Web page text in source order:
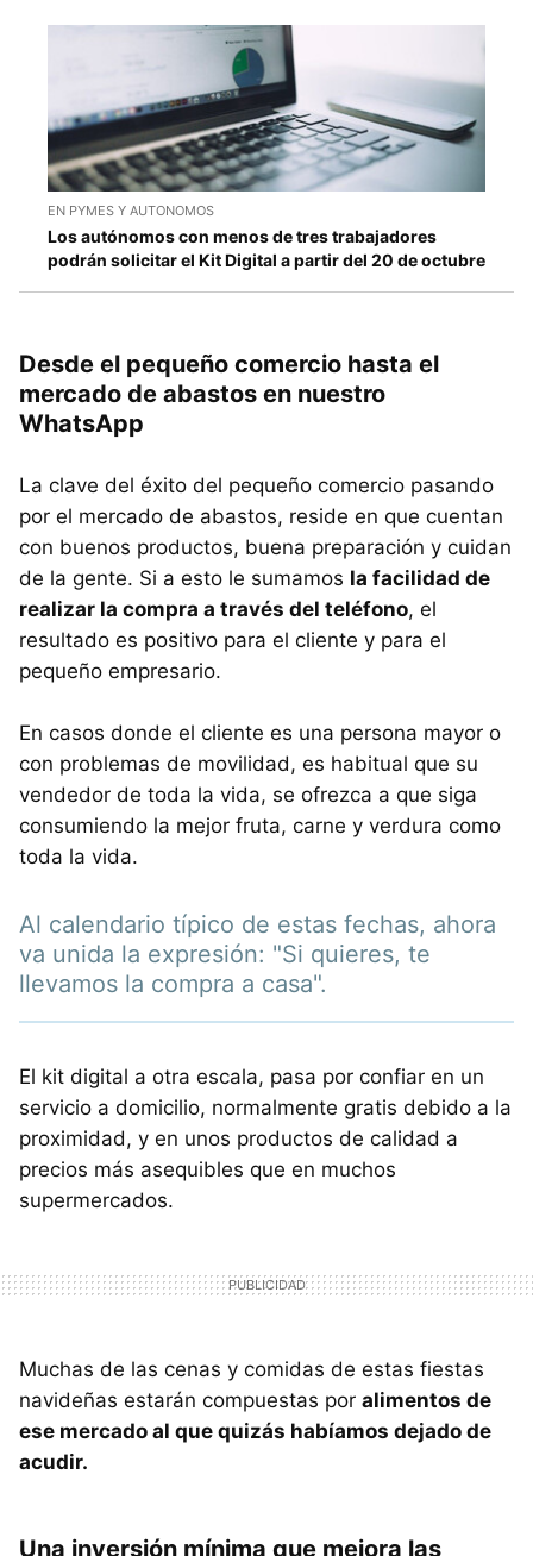
EN PYMES Y AUTONOMOS
Los autónomos con menos de tres trabajadores
podrán solicitar el Kit Digital a partir del 20 de octubre
Desde el pequeño comercio hasta el
mercado de abastos en nuestro
WhatsApp
La clave del éxito del pequeño comercio pasando
por el mercado de abastos, reside en que cuentan
con buenos productos, buena preparación y cuidan
de la gente. Si a esto le sumamos la facilidad de
realizar la compra a través del teléfono, el
resultado es positivo para el cliente y para el
pequeño empresario.
En casos donde el cliente es una persona mayor o
con problemas de movilidad, es habitual que su
vendedor de toda la vida, se ofrezca a que siga
consumiendo la mejor fruta, carne y verdura como
toda la vida.
Al calendario típico de estas fechas, ahora
va unida la expresión: "Si quieres, te
llevamos la compra a casa".
El kit digital a otra escala, pasa por confiar en un
servicio a domicilio, normalmente gratis debido a la
proximidad, y en unos productos de calidad a
precios más asequibles que en muchos
supermercados.
Muchas de las cenas y comidas de estas fiestas
navideñas estarán compuestas por alimentos de
ese mercado al que quizás habíamos dejado de
acudir.
Una inversión mínima que mejora las